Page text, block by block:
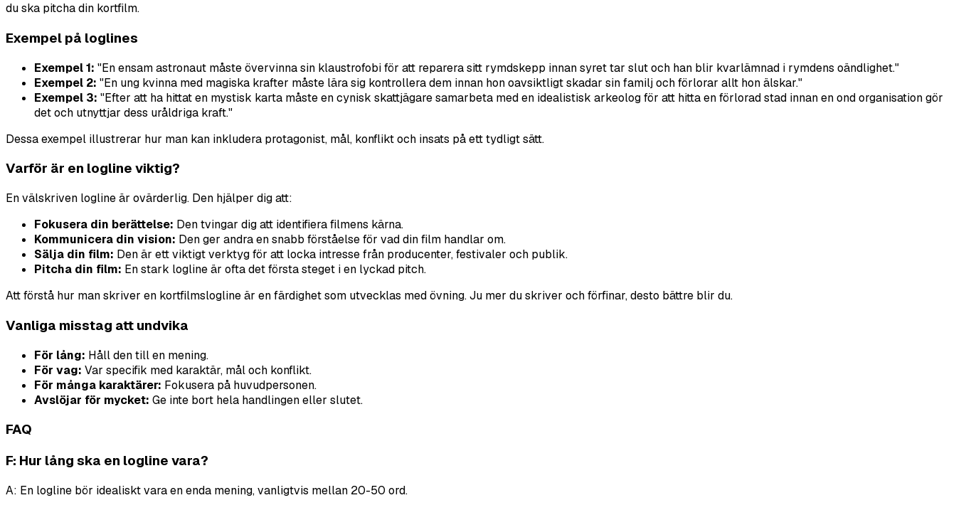
du ska pitcha din kortfilm.
Exempel på loglines
Exempel 1: "En ensam astronaut måste övervinna sin klaustrofobi för att reparera sitt rymdskepp innan syret tar slut och han blir kvarlämnad i rymdens oändlighet."
Exempel 2: "En ung kvinna med magiska krafter måste lära sig kontrollera dem innan hon oavsiktligt skadar sin familj och förlorar allt hon älskar."
Exempel 3: "Efter att ha hittat en mystisk karta måste en cynisk skattjägare samarbeta med en idealistisk arkeolog för att hitta en förlorad stad innan en ond organisation gör
det och utnyttjar dess uråldriga kraft."
Dessa exempel illustrerar hur man kan inkludera protagonist, mål, konflikt och insats på ett tydligt sätt.
Varför är en logline viktig?
En välskriven logline är ovärderlig. Den hjälper dig att:
Fokusera din berättelse: Den tvingar dig att identifiera filmens kärna.
Kommunicera din vision: Den ger andra en snabb förståelse för vad din film handlar om.
Sälja din film: Den är ett viktigt verktyg för att locka intresse från producenter, festivaler och publik.
Pitcha din film: En stark logline är ofta det första steget i en lyckad pitch.
Att förstå hur man skriver en kortfilmslogline är en färdighet som utvecklas med övning. Ju mer du skriver och förfinar, desto bättre blir du.
Vanliga misstag att undvika
För lång: Håll den till en mening.
För vag: Var specifik med karaktär, mål och konflikt.
För många karaktärer: Fokusera på huvudpersonen.
Avslöjar för mycket: Ge inte bort hela handlingen eller slutet.
FAQ
F: Hur lång ska en logline vara?
A: En logline bör idealiskt vara en enda mening, vanligtvis mellan 20-50 ord.